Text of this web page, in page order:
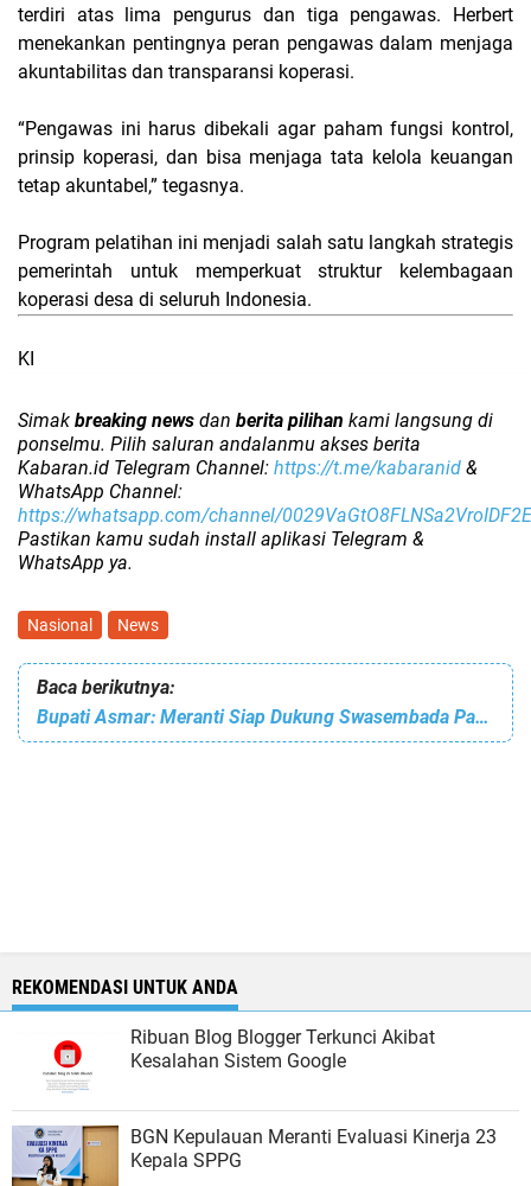
terdiri atas lima pengurus dan tiga pengawas. Herbert
menekankan pentingnya peran pengawas dalam menjaga
akuntabilitas dan transparansi koperasi.
“Pengawas ini harus dibekali agar paham fungsi kontrol,
prinsip koperasi, dan bisa menjaga tata kelola keuangan
tetap akuntabel,” tegasnya.
Program pelatihan ini menjadi salah satu langkah strategis
pemerintah untuk memperkuat struktur kelembagaan
koperasi desa di seluruh Indonesia.
KI
Simak breaking news dan berita pilihan kami langsung di
ponselmu. Pilih saluran andalanmu akses berita
Kabaran.id Telegram Channel: https://t.me/kabaranid &
WhatsApp Channel:
https://whatsapp.com/channel/0029VaGtO8FLNSa2VroIDF2E
Pastikan kamu sudah install aplikasi Telegram &
WhatsApp ya.
Nasional News
Baca berikutnya:
Bupati Asmar: Meranti Siap Dukung Swasembada Pangan Nasional
REKOMENDASI UNTUK ANDA
Ribuan Blog Blogger Terkunci Akibat
Kesalahan Sistem Google
BGN Kepulauan Meranti Evaluasi Kinerja 23
Kepala SPPG